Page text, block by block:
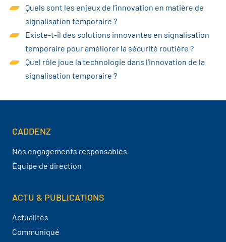
Quels sont les enjeux de l’innovation en matière de
signalisation temporaire ?
Existe-t-il des solutions innovantes en signalisation
temporaire pour améliorer la sécurité routière ?
Quel rôle joue la technologie dans l’innovation de la
signalisation temporaire ?
Navigation pied de page
CADDENZ
Nos engagements responsables
Équipe de direction
ACTU & PUBLICATIONS
Actualités
Communiqué